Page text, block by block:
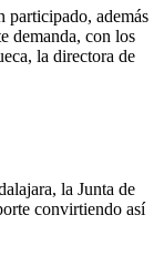
participado, además
demanda, con los
la directora de
la Junta de
convirtiendo así